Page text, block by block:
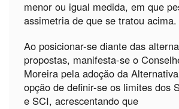
menor ou igual medida, em que
assimetria de que se tratou acima.
Ao posicionar-se diante das
propostas, manifesta-se o
Moreira pela adoção da
opção de definir-se os limites dos
e SCI, acrescentando que